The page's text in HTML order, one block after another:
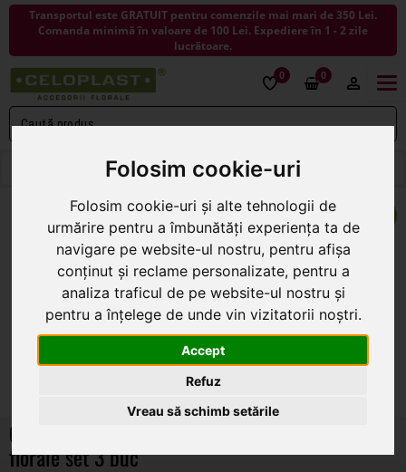
Folosim cookie-uri
Folosim cookie-uri și alte tehnologii de
urmărire pentru a îmbunătăți experiența ta de
navigare pe website-ul nostru, pentru afișa
conținut și reclame personalizate, pentru a
analiza traficul de pe website-ul nostru și
pentru a înțelege de unde vin vizitatorii noștri.
Accept
Refuz
Vreau să schimb setările
Transportul este GRATUIT pentru comenzile mai mari de 350 Lei.
Comanda minimă în valoare de 100 Lei. Expediere în 1 - 2 zile
lucrătoare.
0 0
< ÎNAPOI LA COSURI
Cos oval rattan+toarta pentru aranjamente
florale set 3 buc